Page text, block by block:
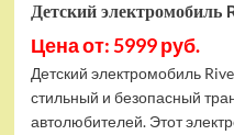
Детский
Цена от: 5999 руб.
Детский электромобиль
стильный и безопасный
автолюбителей. Этот